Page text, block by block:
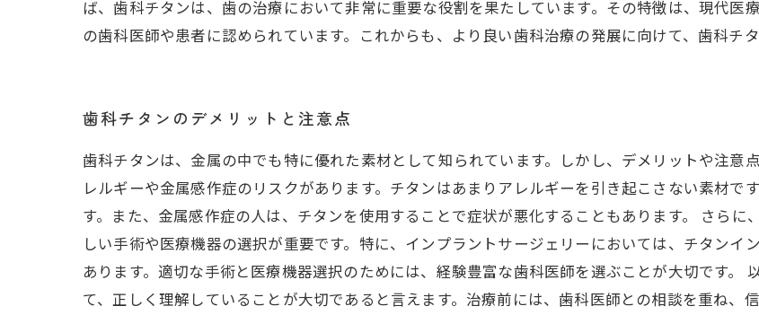
ば、歯科チタンは、歯の治療において非常に重要な役割を果たしています。その特徴は、現代医
の歯科医師や患者に認められています。これからも、より良い歯科治療の発展に向けて、歯科チ
歯科チタンのデメリットと注意点
歯科チタンは、金属の中でも特に優れた素材として知られています。しかし、デメリットや注意
レルギーや金属感作症のリスクがあります。チタンはあまりアレルギーを引き起こさない素材で
す。また、金属感作症の人は、チタンを使用することで症状が悪化することもあります。 さら
しい手術や医療機器の選択が重要です。特に、インプラントサージェリーにおいては、チタンイ
あります。適切な手術と医療機器選択のためには、経験豊富な歯科医師を選ぶことが大切です。
て、正しく理解していることが大切であると言えます。治療前には、歯科医師との相談を重ね、